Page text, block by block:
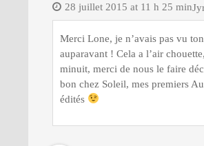
28 juillet 2015 at 11 h 25 min
Merci Lone, je n’avais pas vu
auparavant ! Cela a l’air
minuit, merci de nous le faire
bon chez Soleil, mes premiers
édités